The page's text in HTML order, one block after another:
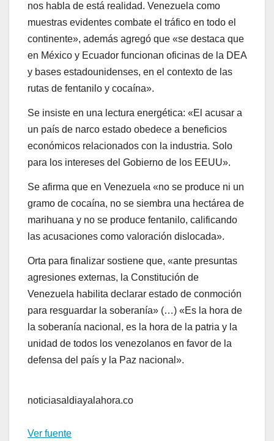
nos habla de está realidad. Venezuela como
muestras evidentes combate el tráfico en todo el
continente», además agregó que «se destaca que
en México y Ecuador funcionan oficinas de la DEA
y bases estadounidenses, en el contexto de las
rutas de fentanilo y cocaína».
Se insiste en una lectura energética: «El acusar a
un país de narco estado obedece a beneficios
económicos relacionados con la industria. Solo
para los intereses del Gobierno de los EEUU».
Se afirma que en Venezuela «no se produce ni un
gramo de cocaína, no se siembra una hectárea de
marihuana y no se produce fentanilo, calificando
las acusaciones como valoración dislocada».
Orta para finalizar sostiene que, «ante presuntas
agresiones externas, la Constitución de
Venezuela habilita declarar estado de conmoción
para resguardar la soberanía» (…) «Es la hora de
la soberanía nacional, es la hora de la patria y la
unidad de todos los venezolanos en favor de la
defensa del país y la Paz nacional».
noticiasaldiayalahora.co
Ver fuente